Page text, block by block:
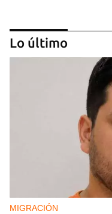
EE UU duplica sus
sector privado
Lo último
MIGRACIÓN